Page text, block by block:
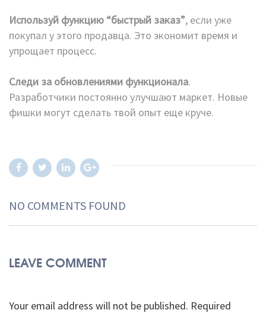
Используй функцию “быстрый заказ”, если уже
покупал у этого продавца. Это экономит время и
упрощает процесс.
Следи за обновлениями функционала.
Разработчики постоянно улучшают маркет. Новые
фишки могут сделать твой опыт еще круче.
NO COMMENTS FOUND
LEAVE COMMENT
Your email address will not be published. Required